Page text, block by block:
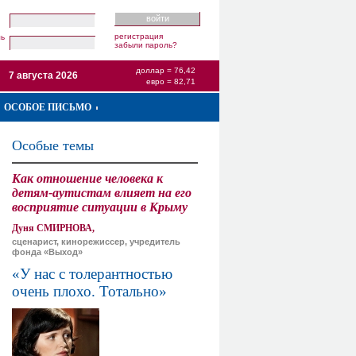
регистрация
забыли пароль?
доллар = 76,42
евро = 82,71
7 августа 2026
ОСОБОЕ ПИСЬМО
Особые темы
Как отношение человека к
детям-аутистам влияет на его
восприятие ситуации в Крыму
Дуня СМИРНОВА,
сценарист, кинорежиссер, учредитель
фонда «Выход»
«У нас с толерантностью
очень плохо. Тотально»